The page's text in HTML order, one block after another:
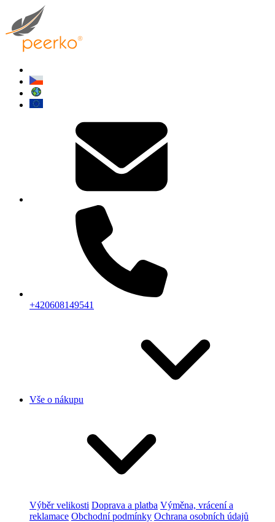
+420608149541
Vše o nákupu
Výběr velikosti Doprava a platba Výměna, vrácení a
reklamace Obchodní podmínky Ochrana osobních údajů